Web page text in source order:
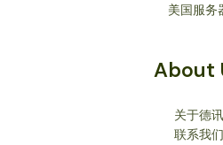
美国服务
About
关于德讯
联系我们